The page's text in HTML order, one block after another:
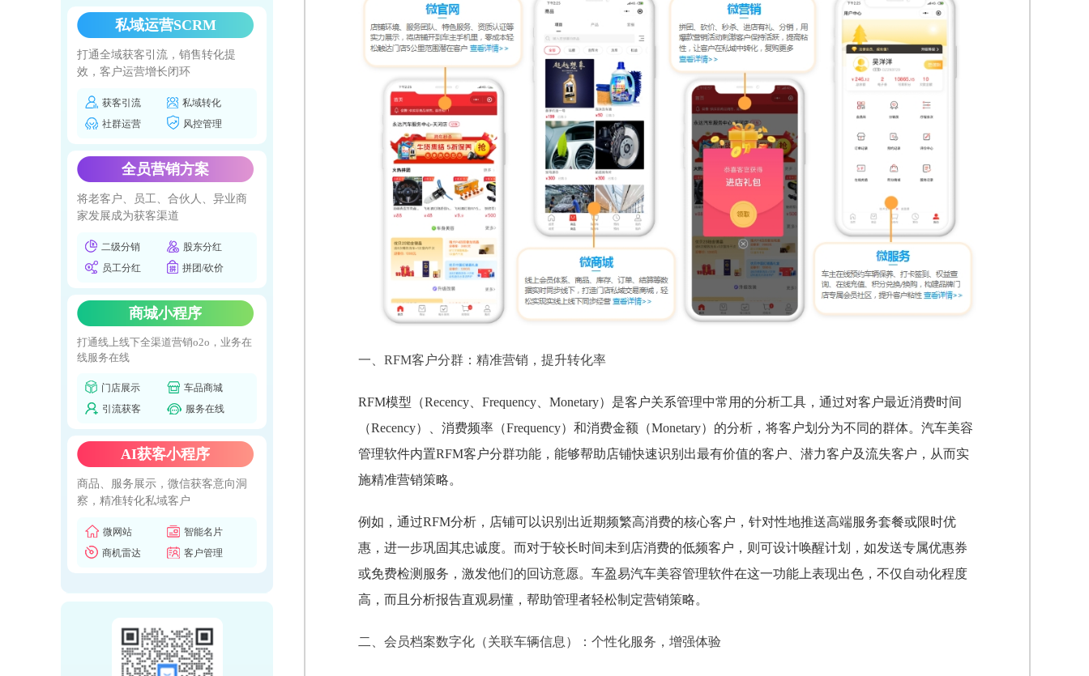
私域运营SCRM
打通全域获客引流，销售转化提
效，客户运营增长闭环
获客引流
私域转化
社群运营
风控管理
全员营销方案
将老客户、员工、合伙人、异业商
家发展成为获客渠道
二级分销
股东分红
员工分红
拼团/砍价
商城小程序
打通线上线下全渠道营销o2o，业务在
线服务在线
门店展示
车品商城
引流获客
服务在线
AI获客小程序
商品、服务展示，微信获客意向洞
察，精准转化私域客户
微网站
智能名片
商机雷达
客户管理
一、RFM客户分群：精准营销，提升转化率
RFM模型（Recency、Frequency、Monetary）是客户关系管理中常用的分析工具，通过对客户最近消费时间
（Recency）、消费频率（Frequency）和消费金额（Monetary）的分析，将客户划分为不同的群体。汽车美容
管理软件内置RFM客户分群功能，能够帮助店铺快速识别出最有价值的客户、潜力客户及流失客户，从而实
施精准营销策略。
例如，通过RFM分析，店铺可以识别出近期频繁高消费的核心客户，针对性地推送高端服务套餐或限时优
惠，进一步巩固其忠诚度。而对于较长时间未到店消费的低频客户，则可设计唤醒计划，如发送专属优惠券
或免费检测服务，激发他们的回访意愿。车盈易汽车美容管理软件在这一功能上表现出色，不仅自动化程度
高，而且分析报告直观易懂，帮助管理者轻松制定营销策略。
二、会员档案数字化（关联车辆信息）：个性化服务，增强体验